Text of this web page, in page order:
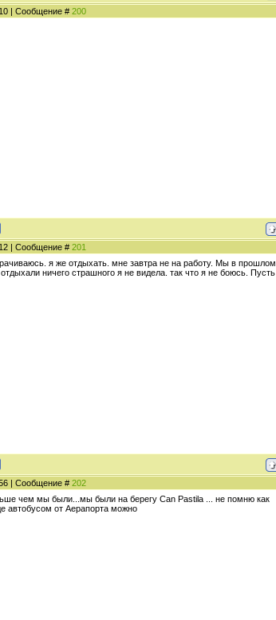
| Сообщение # 200
| Сообщение # 201
я же отдыхать. мне завтра не на работу. Мы в прошлом
ничего страшного я не видела. так что я не боюсь. Пусть
| Сообщение # 202
чем мы были...мы были на берегу Can Pastila ... не помню как
автобусом от Аерапорта можно